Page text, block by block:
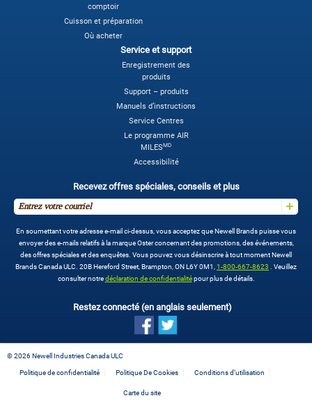
comptoir
Cuisson et préparation
Où acheter
Service et support
Enregistrement des
produits
Support – produits
Manuels d’instructions
Service Centres
Le programme AIR
MILESMD
Accessibilité
Recevez offres spéciales, conseils et plus
En soumettant votre adresse e-mail ci-dessus, vous acceptez que Newell Brands puisse vous
envoyer des e-mails relatifs à la marque Oster concernant des promotions, des événements,
des offres spéciales et des enquêtes. Vous pouvez vous désinscrire à tout moment Newell
Brands Canada ULC. 20B Hereford Street, Brampton, ON L6Y 0M1, 1-800-667-8623
. Veuillez
consulter notre déclaration de confidentialité pour plus de détails.
Restez connecté (en anglais seulement)
©2026 Newell Industries Canada ULC
Politique de confidentialité Politique De Cookies Conditions d’utilisation
Carte du site